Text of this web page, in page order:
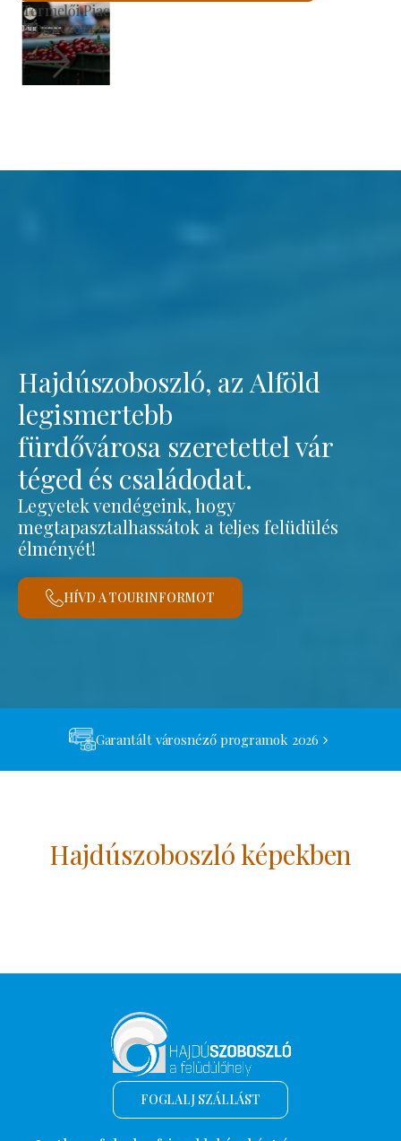
Szent László Római Katolikus Templom
Megnézem
Hajdúszoboszló, az Alföld
legismertebb
fürdővárosa szeretettel vár
téged és családodat.
Legyetek vendégeink, hogy
megtapasztalhassátok a teljes felüdülés
élményét!
HÍVD A TOURINFORMOT
Garantált városnéző programok 2026
Hajdúszoboszló képekben
FOGLALJ SZÁLLÁST